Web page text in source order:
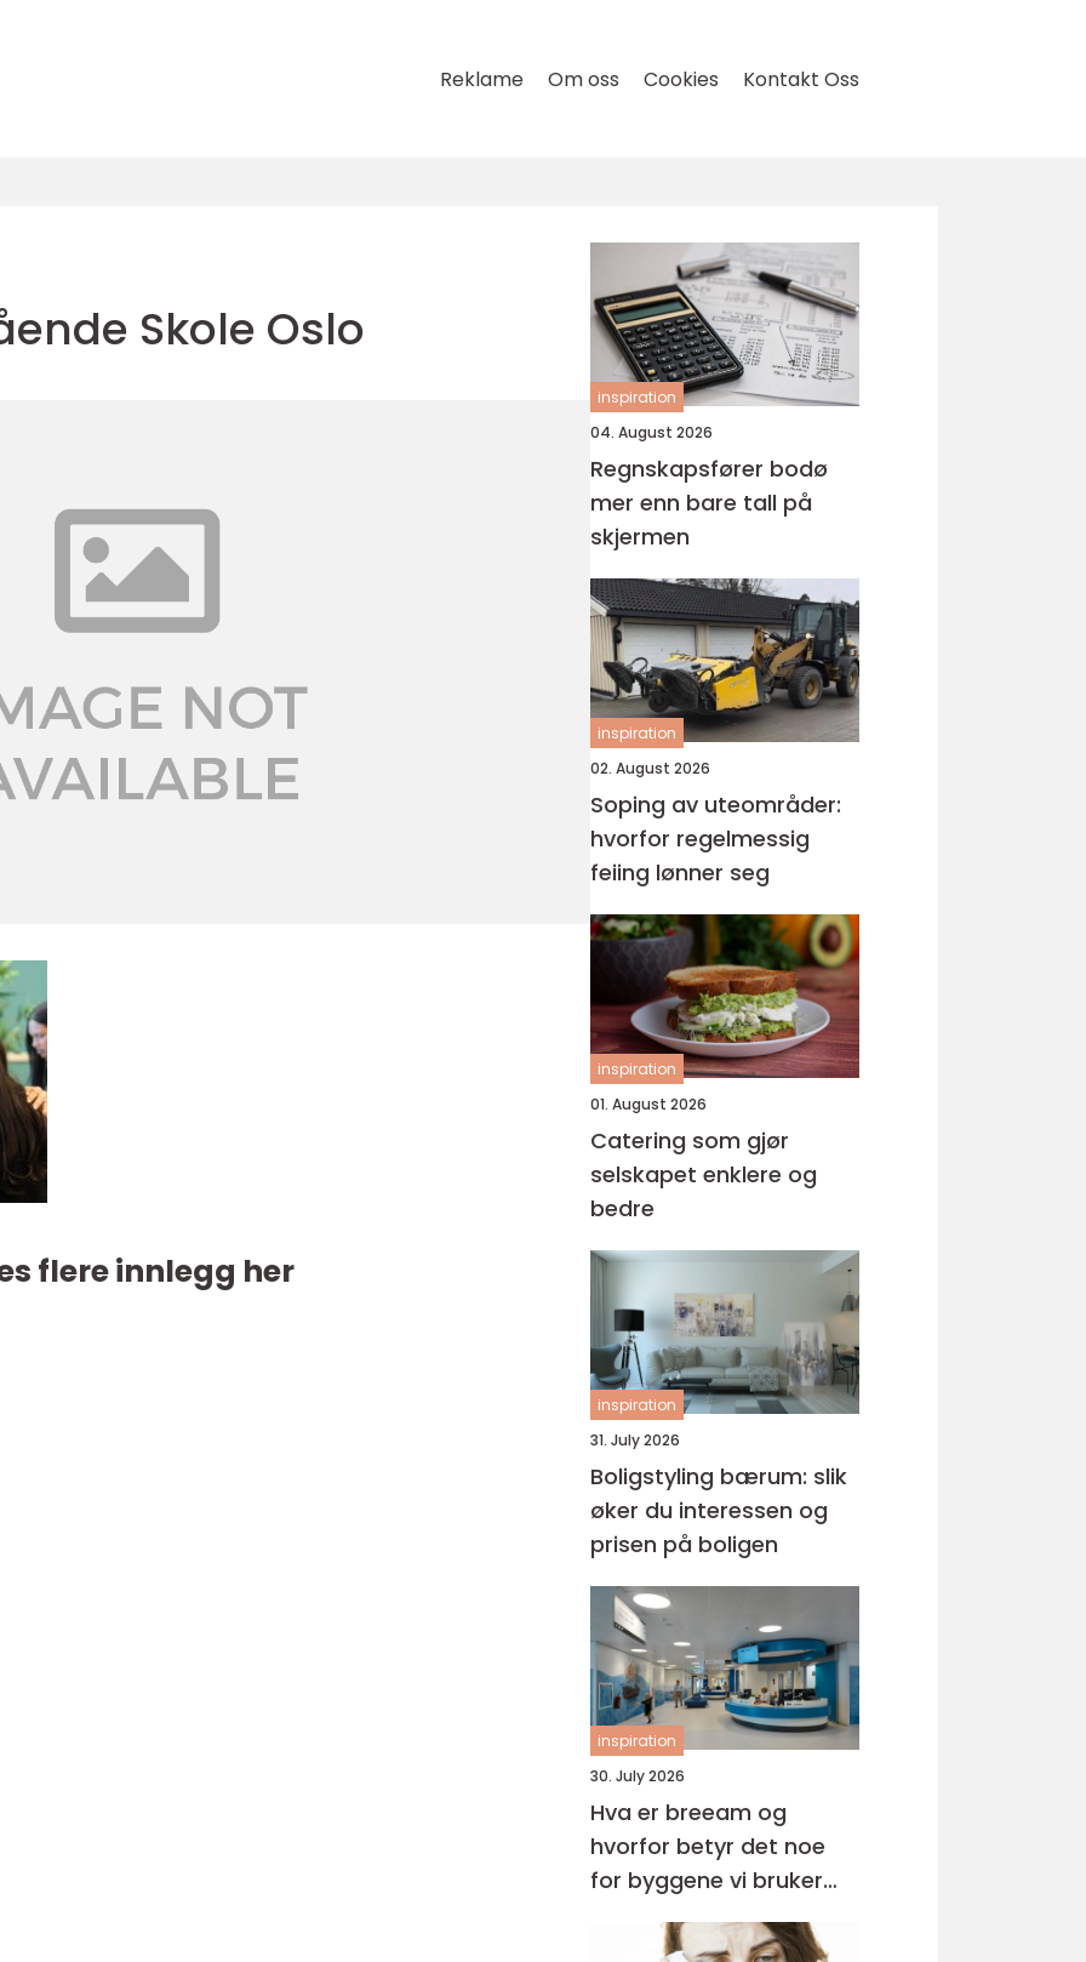
Reklame Om oss Cookies Kontakt Oss
Skole Oslo
flere innlegg her
inspiration
04. August 2026
Regnskapsfører bodø
mer enn bare tall på
skjermen
inspiration
02. August 2026
Soping av uteområder:
hvorfor regelmessig
feiing lønner seg
inspiration
01. August 2026
Catering som gjør
selskapet enklere og
bedre
inspiration
31. July 2026
Boligstyling bærum: slik
øker du interessen og
prisen på boligen
inspiration
30. July 2026
Hva er breeam og
hvorfor betyr det noe
for byggene vi bruker
hver dag?